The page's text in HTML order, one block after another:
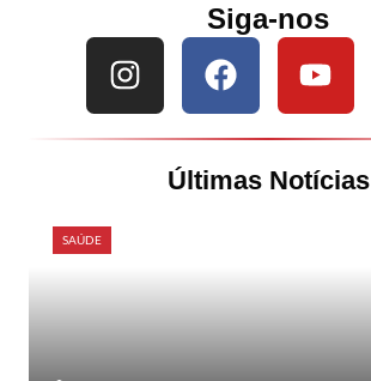
Siga-nos
Últimas Notícias
SAÚDE